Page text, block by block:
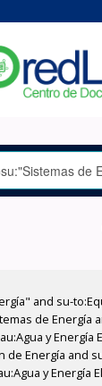
and su-
de Energía
y
Energía and
y Energía